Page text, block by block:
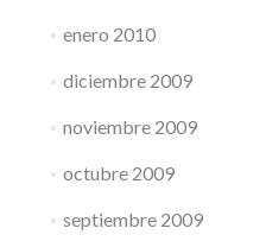
enero 2010
diciembre 2009
noviembre 2009
octubre 2009
septiembre 2009